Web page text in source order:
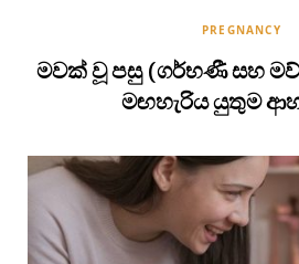
PREGNANCY
මවක් වූ පසු (ගර්භණී සහ
මඟහැරිය යුතුම